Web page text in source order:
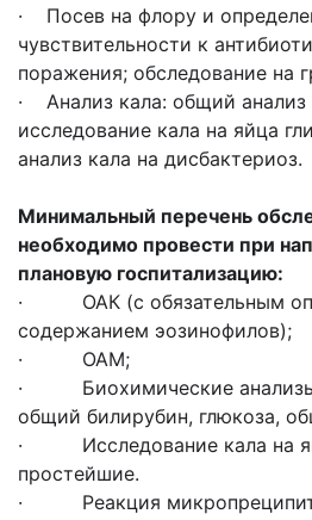
· Посев на флору и
чувствительности к
поражения; обследование на
· Анализ кала: общий анализ
исследование кала на яйца
анализ кала на дисбактериоз.
Минимальный перечень
необходимо провести при
плановую госпитализацию:
· ОАК (с обязательным
содержанием эозинофилов);
· ОАМ;
· Биохимические анализы
общий билирубин, глюкоза,
· Исследование кала на
простейшие.
· Реакция